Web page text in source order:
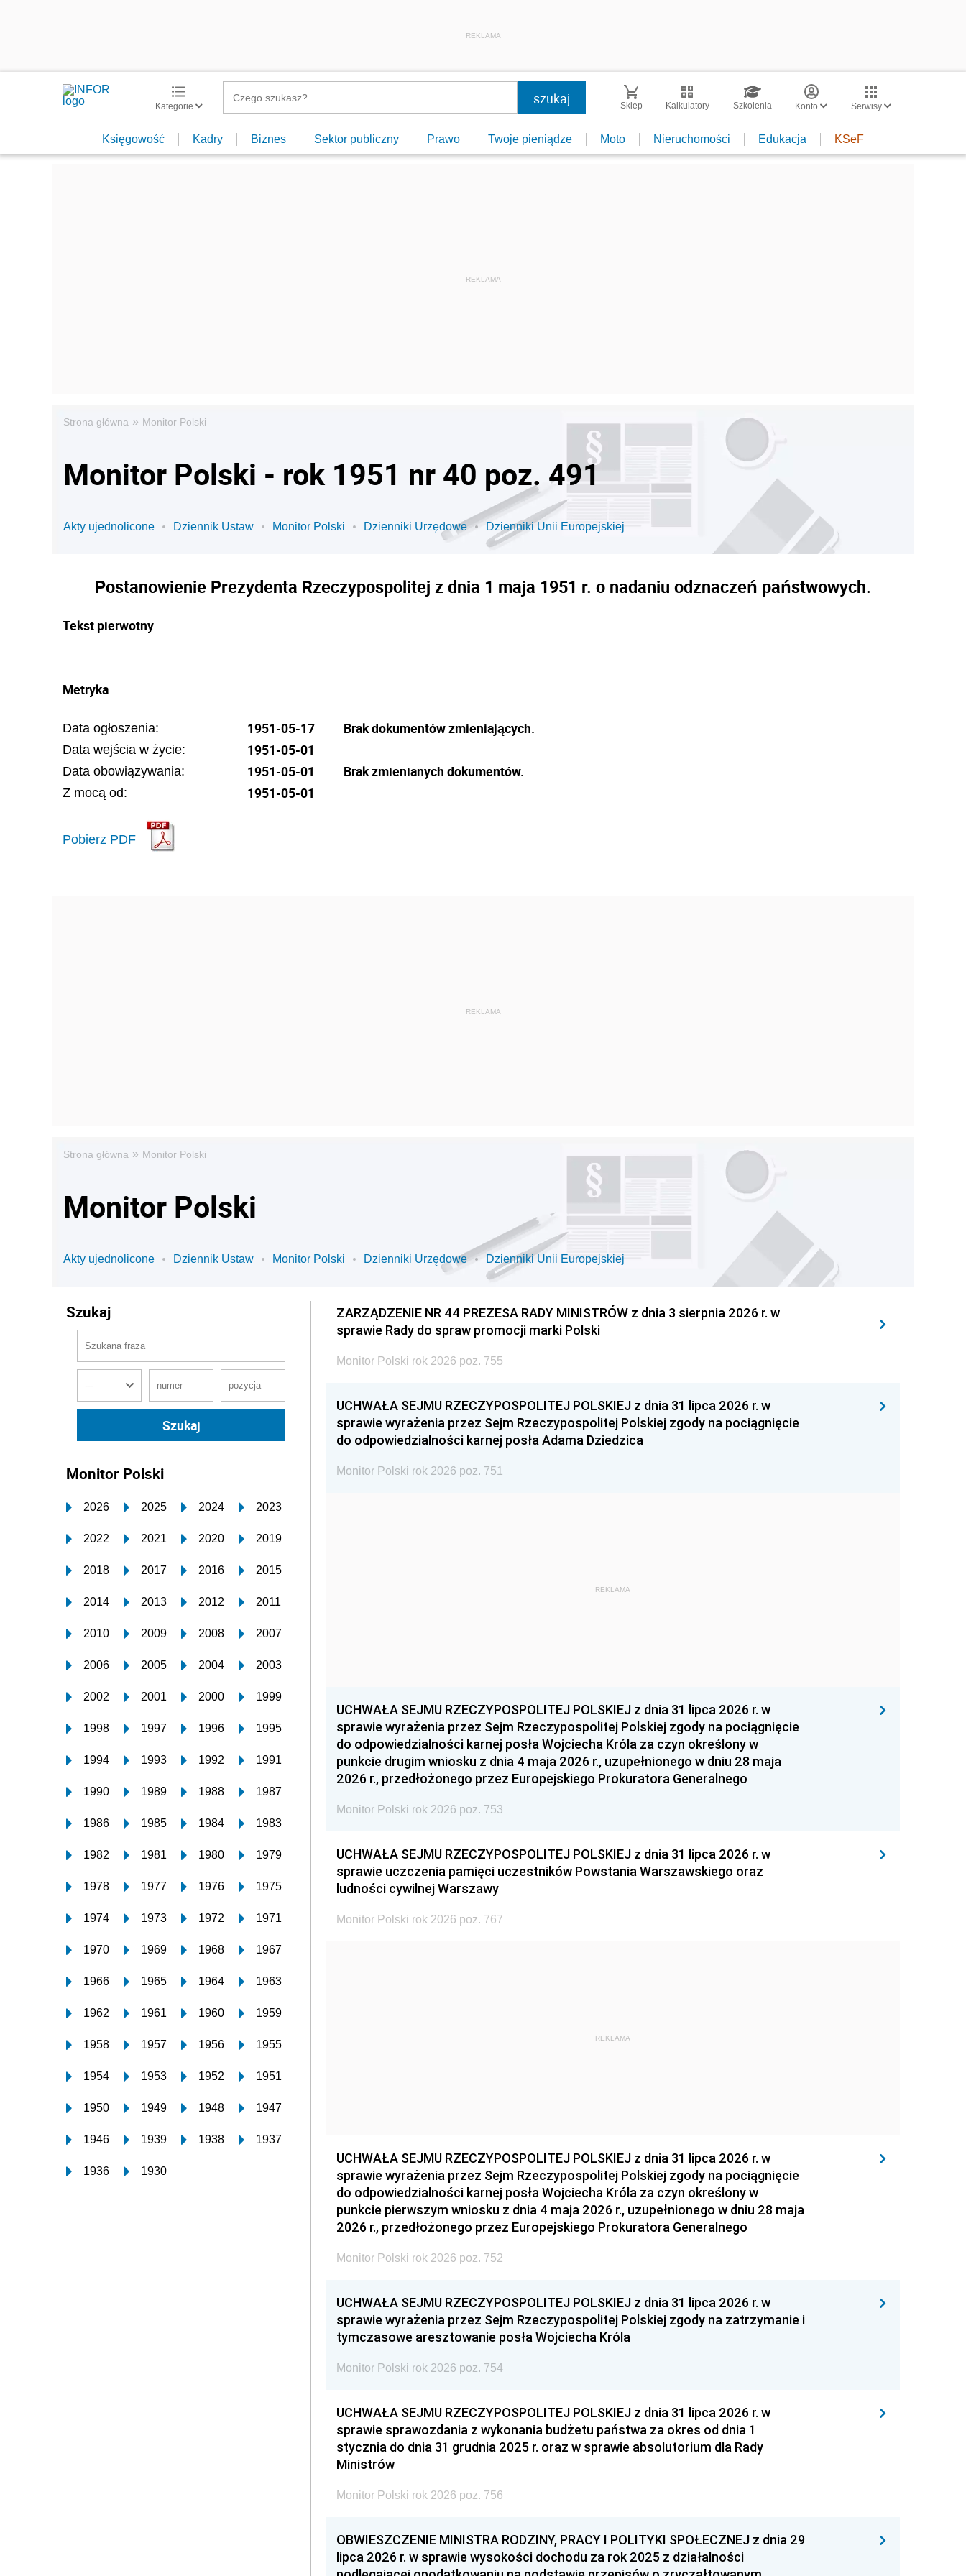
REKLAMA
Kategorie Sklep Kalkulatory Szkolenia Konto Serwisy
Księgowość Kadry Biznes Sektor publiczny Prawo Twoje pieniądze Moto Nieruchomości Edukacja KSeF
Strona główna » Monitor Polski
Monitor Polski - rok 1951 nr 40 poz. 491
Akty ujednolicone Dziennik Ustaw Monitor Polski Dzienniki Urzędowe Dzienniki Unii Europejskiej
Postanowienie Prezydenta Rzeczypospolitej z dnia 1 maja 1951 r. o nadaniu odznaczeń państwowych.
Tekst pierwotny
Metryka
Data ogłoszenia: 1951-05-17
Data wejścia w życie: 1951-05-01
Data obowiązywania: 1951-05-01
Z mocą od: 1951-05-01
Pobierz PDF
Brak dokumentów zmieniających.
Brak zmienianych dokumentów.
Strona główna » Monitor Polski
Monitor Polski
Akty ujednolicone Dziennik Ustaw Monitor Polski Dzienniki Urzędowe Dzienniki Unii Europejskiej
Szukaj
Monitor Polski
2026 2025 2024 2023
2022 2021 2020 2019
2018 2017 2016 2015
2014 2013 2012 2011
2010 2009 2008 2007
2006 2005 2004 2003
2002 2001 2000 1999
1998 1997 1996 1995
1994 1993 1992 1991
1990 1989 1988 1987
1986 1985 1984 1983
1982 1981 1980 1979
1978 1977 1976 1975
1974 1973 1972 1971
1970 1969 1968 1967
1966 1965 1964 1963
1962 1961 1960 1959
1958 1957 1956 1955
1954 1953 1952 1951
1950 1949 1948 1947
1946 1939 1938 1937
1936 1930
ZARZĄDZENIE NR 44 PREZESA RADY MINISTRÓW z dnia 3 sierpnia 2026 r. w
sprawie Rady do spraw promocji marki Polski
Monitor Polski rok 2026 poz. 755
UCHWAŁA SEJMU RZECZYPOSPOLITEJ POLSKIEJ z dnia 31 lipca 2026 r. w
sprawie wyrażenia przez Sejm Rzeczypospolitej Polskiej zgody na pociągnięcie
do odpowiedzialności karnej posła Adama Dziedzica
Monitor Polski rok 2026 poz. 751
REKLAMA
UCHWAŁA SEJMU RZECZYPOSPOLITEJ POLSKIEJ z dnia 31 lipca 2026 r. w
sprawie wyrażenia przez Sejm Rzeczypospolitej Polskiej zgody na pociągnięcie
do odpowiedzialności karnej posła Wojciecha Króla za czyn określony w
punkcie drugim wniosku z dnia 4 maja 2026 r., uzupełnionego w dniu 28 maja
2026 r., przedłożonego przez Europejskiego Prokuratora Generalnego
Monitor Polski rok 2026 poz. 753
UCHWAŁA SEJMU RZECZYPOSPOLITEJ POLSKIEJ z dnia 31 lipca 2026 r. w
sprawie uczczenia pamięci uczestników Powstania Warszawskiego oraz
ludności cywilnej Warszawy
Monitor Polski rok 2026 poz. 767
REKLAMA
UCHWAŁA SEJMU RZECZYPOSPOLITEJ POLSKIEJ z dnia 31 lipca 2026 r. w
sprawie wyrażenia przez Sejm Rzeczypospolitej Polskiej zgody na pociągnięcie
do odpowiedzialności karnej posła Wojciecha Króla za czyn określony w
punkcie pierwszym wniosku z dnia 4 maja 2026 r., uzupełnionego w dniu 28 maja
2026 r., przedłożonego przez Europejskiego Prokuratora Generalnego
Monitor Polski rok 2026 poz. 752
UCHWAŁA SEJMU RZECZYPOSPOLITEJ POLSKIEJ z dnia 31 lipca 2026 r. w
sprawie wyrażenia przez Sejm Rzeczypospolitej Polskiej zgody na zatrzymanie i
tymczasowe aresztowanie posła Wojciecha Króla
Monitor Polski rok 2026 poz. 754
UCHWAŁA SEJMU RZECZYPOSPOLITEJ POLSKIEJ z dnia 31 lipca 2026 r. w
sprawie sprawozdania z wykonania budżetu państwa za okres od dnia 1
stycznia do dnia 31 grudnia 2025 r. oraz w sprawie absolutorium dla Rady
Ministrów
Monitor Polski rok 2026 poz. 756
OBWIESZCZENIE MINISTRA RODZINY, PRACY I POLITYKI SPOŁECZNEJ z dnia 29
lipca 2026 r. w sprawie wysokości dochodu za rok 2025 z działalności